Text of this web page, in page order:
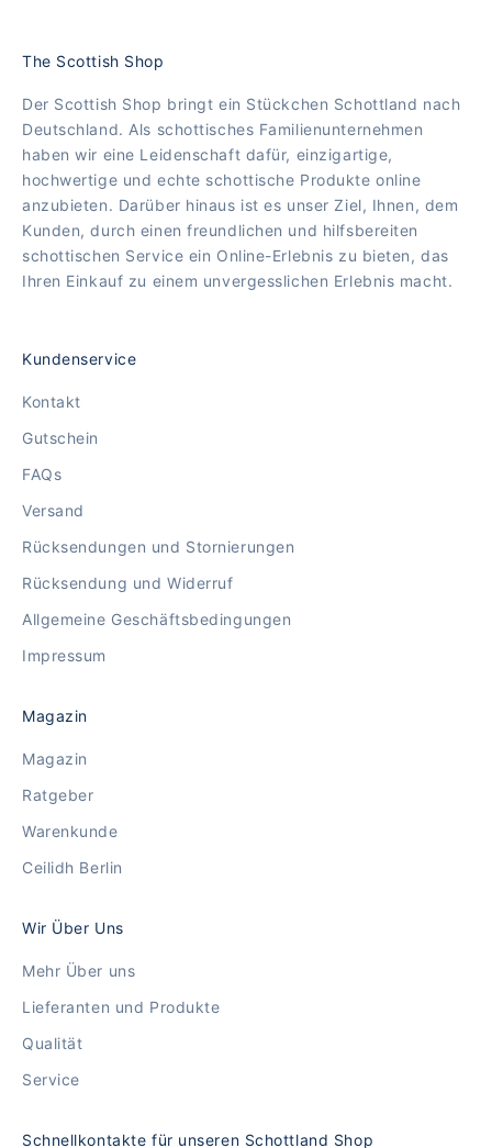
The Scottish Shop
Der Scottish Shop bringt ein Stückchen Schottland nach
Deutschland. Als schottisches Familienunternehmen
haben wir eine Leidenschaft dafür, einzigartige,
hochwertige und echte schottische Produkte online
anzubieten. Darüber hinaus ist es unser Ziel, Ihnen, dem
Kunden, durch einen freundlichen und hilfsbereiten
schottischen Service ein Online-Erlebnis zu bieten, das
Ihren Einkauf zu einem unvergesslichen Erlebnis macht.
Kundenservice
Kontakt
Gutschein
FAQs
Versand
Rücksendungen und Stornierungen
Rücksendung und Widerruf
Allgemeine Geschäftsbedingungen
Impressum
Magazin
Magazin
Ratgeber
Warenkunde
Ceilidh Berlin
Wir Über Uns
Mehr Über uns
Lieferanten und Produkte
Qualität
Service
Schnellkontakte für unseren Schottland Shop